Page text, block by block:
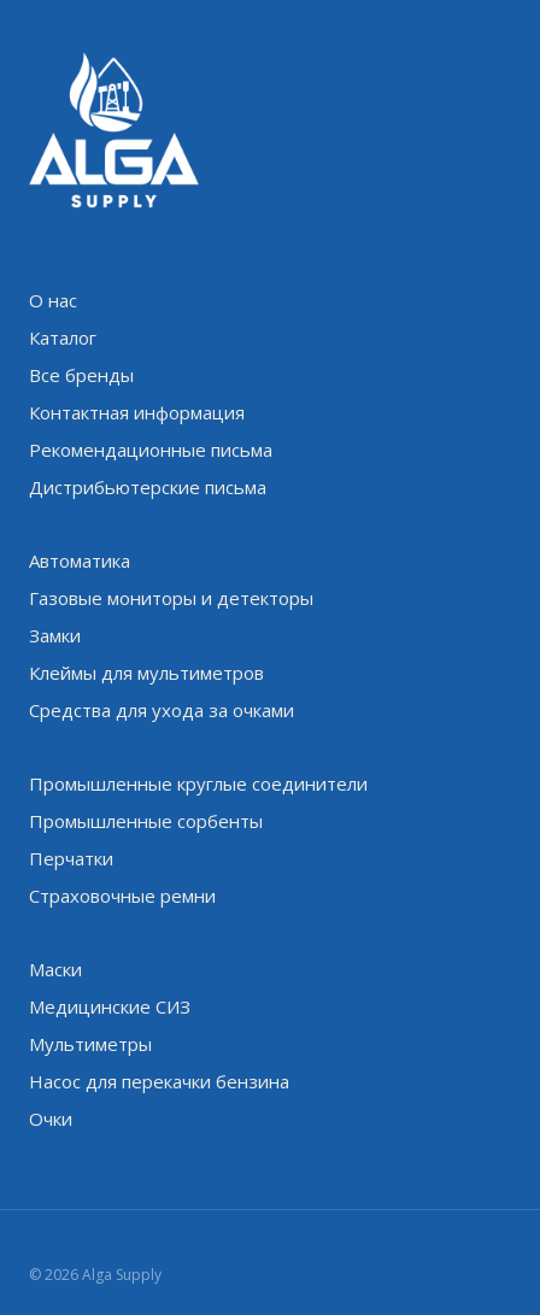
О нас
Каталог
Все бренды
Контактная информация
Рекомендационные письма
Дистрибьютерские письма
Автоматика
Газовые мониторы и детекторы
Замки
Клеймы для мультиметров
Средства для ухода за очками
Промышленные круглые соединители
Промышленные сорбенты
Перчатки
Страховочные ремни
Маски
Медицинские СИЗ
Мультиметры
Насос для перекачки бензина
Очки
© 2026 Alga Supply